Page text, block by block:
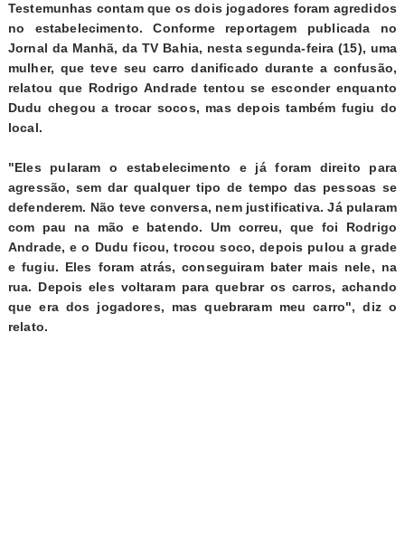
Testemunhas contam que os dois jogadores foram agredidos
no estabelecimento. Conforme reportagem publicada no
Jornal da Manhã, da TV Bahia, nesta segunda-feira (15), uma
mulher, que teve seu carro danificado durante a confusão,
relatou que Rodrigo Andrade tentou se esconder enquanto
Dudu chegou a trocar socos, mas depois também fugiu do
local.
"Eles pularam o estabelecimento e já foram direito para
agressão, sem dar qualquer tipo de tempo das pessoas se
defenderem. Não teve conversa, nem justificativa. Já pularam
com pau na mão e batendo. Um correu, que foi Rodrigo
Andrade, e o Dudu ficou, trocou soco, depois pulou a grade
e fugiu. Eles foram atrás, conseguiram bater mais nele, na
rua. Depois eles voltaram para quebrar os carros, achando
que era dos jogadores, mas quebraram meu carro", diz o
relato.